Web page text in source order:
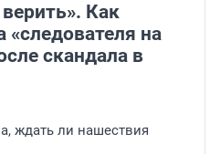
Как
«следователя на
скандала в
ждать ли нашествия